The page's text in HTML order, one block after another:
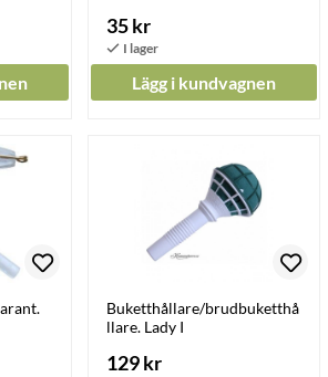
35 kr
Lägg i kundvagnen
Buketthållare/brudbuketthå
llare. Lady I
129 kr